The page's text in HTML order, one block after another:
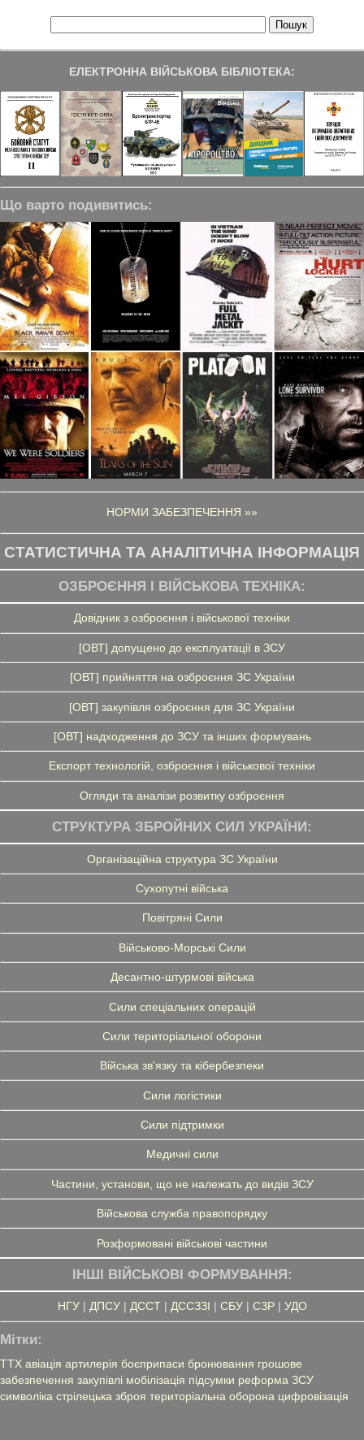
ЕЛЕКТРОННА ВІЙСЬКОВА БІБЛІОТЕКА:
Що варто подивитись:
НОРМИ ЗАБЕЗПЕЧЕННЯ »»
СТАТИСТИЧНА ТА АНАЛІТИЧНА ІНФОРМАЦІЯ
ОЗБРОЄННЯ І ВІЙСЬКОВА ТЕХНІКА:
Довідник з озброєння і військової техніки
[ОВТ] допущено до експлуатації в ЗСУ
[ОВТ] прийняття на озброєння ЗС України
[ОВТ] закупівля озброєння для ЗС України
[ОВТ] надходження до ЗСУ та інших формувань
Експорт технологій, озброєння і військової техніки
Огляди та аналізи розвитку озброєння
СТРУКТУРА ЗБРОЙНИХ СИЛ УКРАЇНИ:
Організаційна структура ЗС України
Сухопутні війська
Повітряні Сили
Військово-Морські Сили
Десантно-штурмові війська
Сили спеціальних операцій
Сили територіальної оборони
Війська зв'язку та кібербезпеки
Сили логістики
Сили підтримки
Медичні сили
Частини, установи, що не належать до видів ЗСУ
Військова служба правопорядку
Розформовані військові частини
ІНШІ ВІЙСЬКОВІ ФОРМУВАННЯ:
НГУ| ДПСУ| ДССТ| ДССЗЗІ | СБУ| СЗР| УДО
Мітки:
ТТХ авіація артилерія боєприпаси бронювання грошове
забезпечення закупівлі мобілізація підсумки реформа ЗСУ
символіка стрілецька зброя територіальна оборона цифровізація